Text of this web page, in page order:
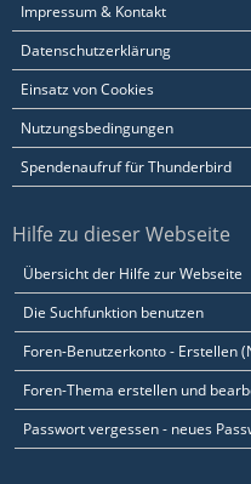
Impressum & Kontakt
Datenschutzerklärung
Einsatz von Cookies
Nutzungsbedingungen
Spendenaufruf für Thunderbird
Hilfe zu dieser Webseite
Übersicht der Hilfe zur Webseite
Die Suchfunktion benutzen
Foren-Benutzerkonto - Erstellen
Foren-Thema erstellen und
Passwort vergessen - neues